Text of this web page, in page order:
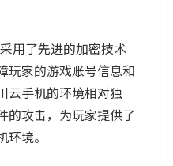
用了先进的加密技术
玩家的游戏账号信息和
云手机的环境相对独
的攻击，为玩家提供了
境。